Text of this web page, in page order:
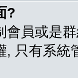
?
會員或是
, 只有系